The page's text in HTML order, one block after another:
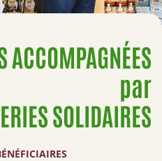
ACCOMPAGNÉES
par
SOLIDAIRES